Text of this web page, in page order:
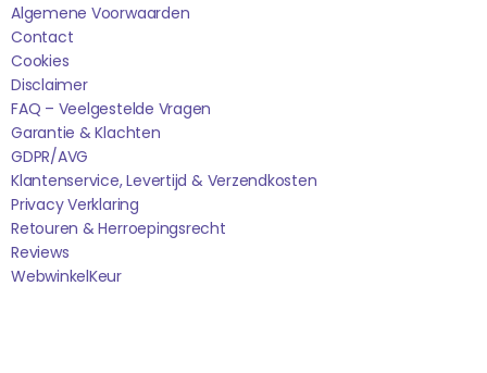
Algemene Voorwaarden
Contact
Cookies
Disclaimer
FAQ – Veelgestelde Vragen
Garantie & Klachten
GDPR/AVG
Klantenservice, Levertijd & Verzendkosten
Privacy Verklaring
Retouren & Herroepingsrecht
Reviews
WebwinkelKEur